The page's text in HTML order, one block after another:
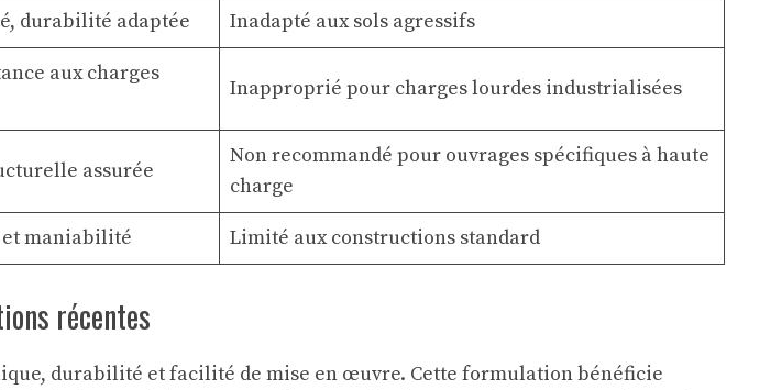
durabilité adaptée Inadapté aux sols agressifs
aux charges
Inapproprié pour charges lourdes industrialisées
assurée
Non recommandé pour ouvrages spécifiques à haute
charge
et maniabilité Limité aux constructions standard
récentes
durabilité et facilité de mise en œuvre. Cette formulation bénéficie